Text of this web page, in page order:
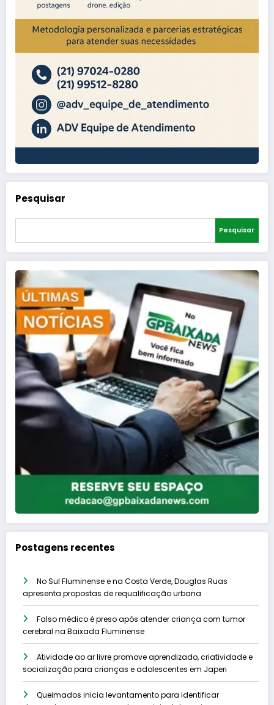
Pesquisar
Pesquisar
Postagens recentes
No Sul Fluminense e na Costa Verde, Douglas Ruas
apresenta propostas de requalificação urbana
Falso médico é preso após atender criança com tumor
cerebral na Baixada Fluminense
Atividade ao ar livre promove aprendizado, criatividade e
socialização para crianças e adolescentes em Japeri
Queimados inicia levantamento para identificar